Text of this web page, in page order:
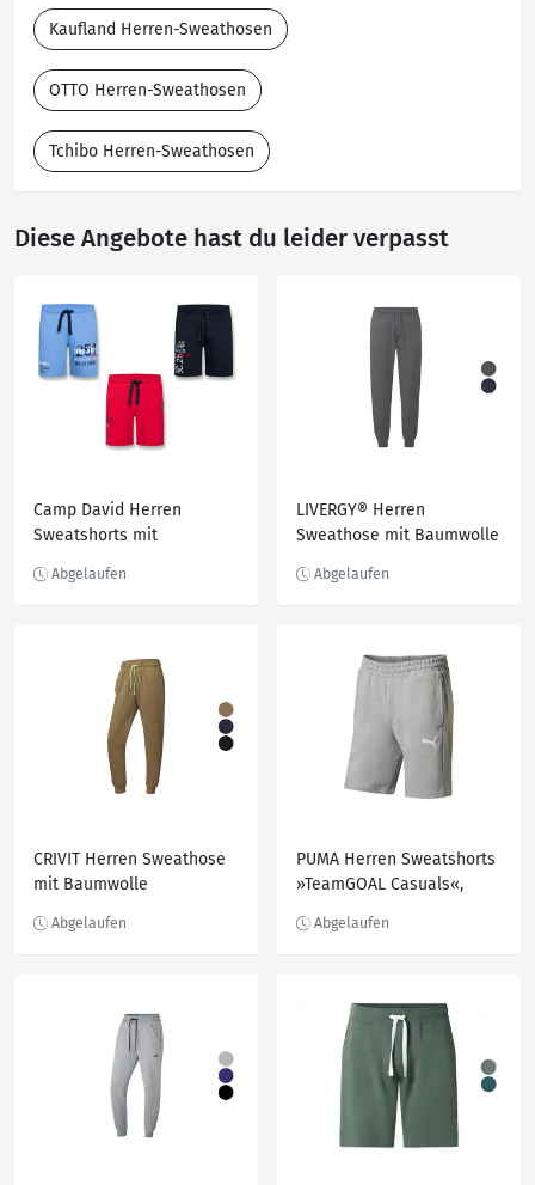
Kaufland Herren-Sweathosen
OTTO Herren-Sweathosen
Tchibo Herren-Sweathosen
Diese Angebote hast du leider verpasst
Camp David Herren
Sweatshorts mit
LIVERGY® Herren
Sweathose mit Baumwolle
CRIVIT Herren Sweathose
mit Baumwolle
PUMA Herren Sweatshorts
»TeamGOAL Casuals«,